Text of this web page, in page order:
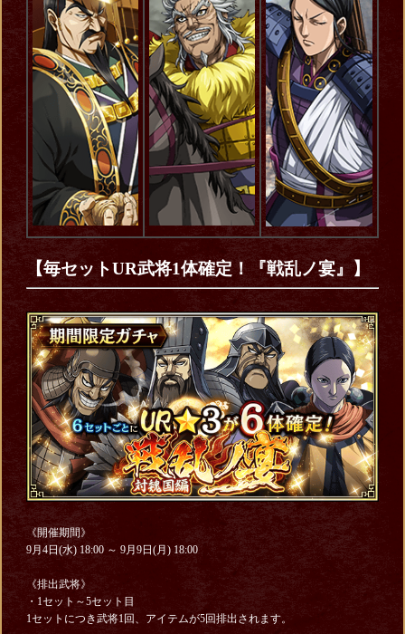
【毎セットUR武将1体確定！『戦乱ノ宴』】
《開催期間》
9月4日(水) 18:00 ～ 9月9日(月) 18:00
《排出武将》
・1セット～5セット目
1セットにつき武将1回、アイテムが5回排出されます。